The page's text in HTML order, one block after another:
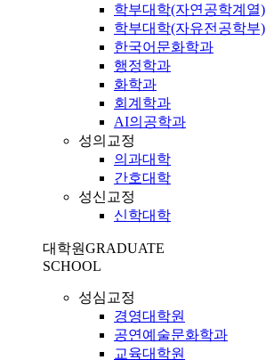
학부대학(자연공학계열)
학부대학(자유전공학부)
한국어문화학과
행정학과
화학과
회계학과
AI의공학과
성의교정
의과대학
간호대학
성신교정
신학대학
대학원GRADUATE
SCHOOL
성심교정
경영대학원
공연예술문화학과
교육대학원